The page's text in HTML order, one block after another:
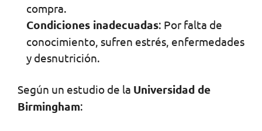
compra.
Condiciones inadecuadas: Por falta de
conocimiento, sufren estrés, enfermedades
y desnutrición.
Según un estudio de la Universidad de
Birmingham: